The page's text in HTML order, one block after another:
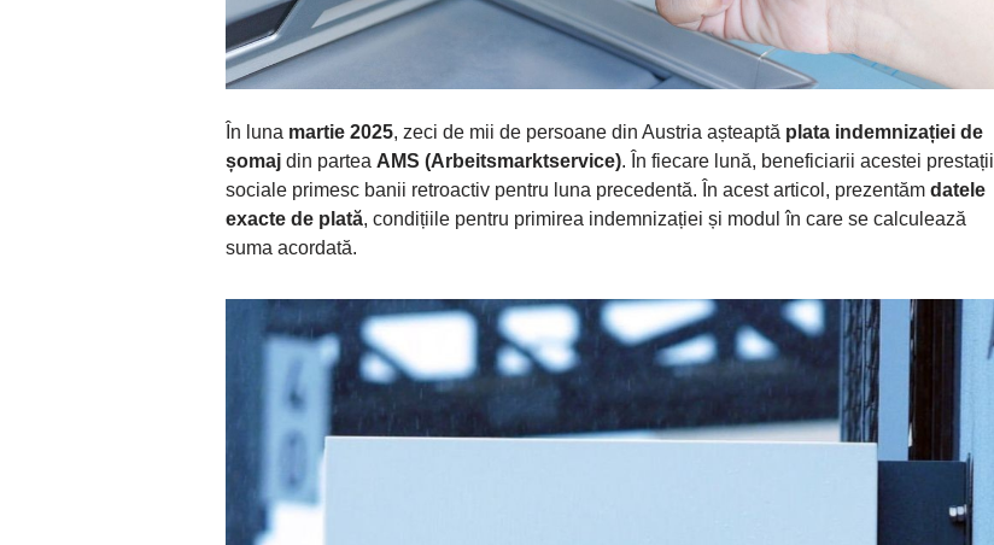
În luna martie 2025, zeci de mii de persoane din Austria așteaptă plata indemnizației de
șomaj din partea AMS (Arbeitsmarktservice). În fiecare lună, beneficiarii acestei prestații
sociale primesc banii retroactiv pentru luna precedentă. În acest articol, prezentăm datele
exacte de plată, condițiile pentru primirea indemnizației și modul în care se calculează
suma acordată.